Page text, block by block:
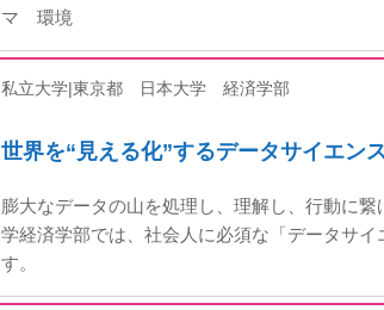
マ 環境
私立大学|東京都 日本大学 経済学部
世界を“見える化”するデータサイエン
膨大なデータの山を処理し、理解し、行動に
学経済学部では、社会人に必須な「データサ
す。